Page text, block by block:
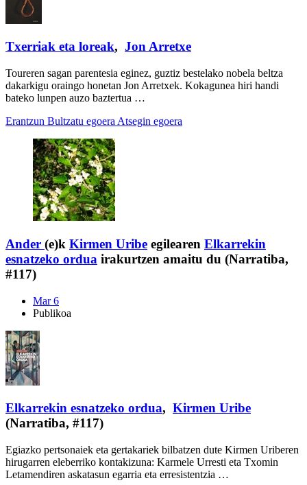
Txerriak eta loreak, Jon Arretxe
Toureren sagan parentesia eginez, guztiz bestelako nobela beltza
dakarkigu oraingo honetan Jon Arretxek. Kokagunea hiri handi
bateko lunpen auzo baztertua …
Erantzun Bultzatu egoera Atsegin egoera
Ander (e)k Kirmen Uribe egilearen Elkarrekin
esnatzeko ordua irakurtzen amaitu du (Narratiba,
#117)
Mar 6
Publikoa
Elkarrekin esnatzeko ordua, Kirmen Uribe
(Narratiba, #117)
Egiazko pertsonaiek eta gertakariek bilbatzen dute Kirmen Uriberen
hirugarren eleberriko kontakizuna: Karmele Urresti eta Txomin
Letamendiren askatasun egarria eta erresistentzia …